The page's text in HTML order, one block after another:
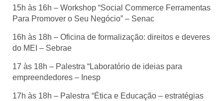
15h às 16h – Workshop “Social Commerce Ferramentas
Para Promover o Seu Negócio” – Senac
16h às 18h – Oficina de formalização: direitos e deveres
do MEI – Sebrae
17 às 18h – Palestra “Laboratório de ideias para
empreendedores – Inesp
17h às 18h – Palestra “Ética e Educação – estratégias